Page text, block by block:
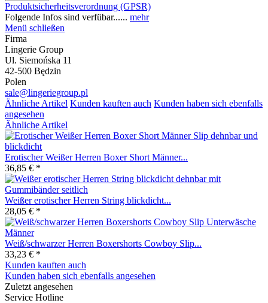
Produktsicherheitsverordnung (GPSR)
Folgende Infos sind verfübar...... mehr
Menü schließen
Firma
Lingerie Group
Ul. Siemońska 11
42-500 Będzin
Polen
sale@lingeriegroup.pl
Ähnliche Artikel Kunden kauften auch Kunden haben sich ebenfalls
angesehen
Ähnliche Artikel
Erotischer Weißer Herren Boxer Short Männer...
36,85 € *
Weißer erotischer Herren String blickdicht...
28,05 € *
Weiß/schwarzer Herren Boxershorts Cowboy Slip...
33,23 € *
Kunden kauften auch
Kunden haben sich ebenfalls angesehen
Zuletzt angesehen
Service Hotline